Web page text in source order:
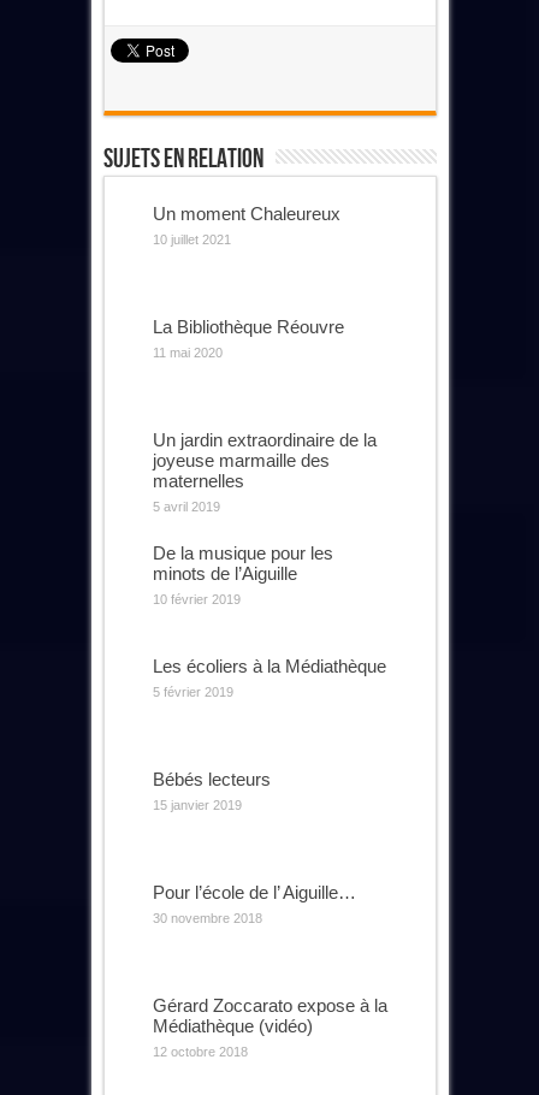
Sujets En Relation
Un moment Chaleureux
10 juillet 2021
La Bibliothèque Réouvre
11 mai 2020
Un jardin extraordinaire de la
joyeuse marmaille des
maternelles
5 avril 2019
De la musique pour les
minots de l’Aiguille
10 février 2019
Les écoliers à la Médiathèque
5 février 2019
Bébés lecteurs
15 janvier 2019
Pour l’école de l’ Aiguille…
30 novembre 2018
Gérard Zoccarato expose à la
Médiathèque (vidéo)
12 octobre 2018